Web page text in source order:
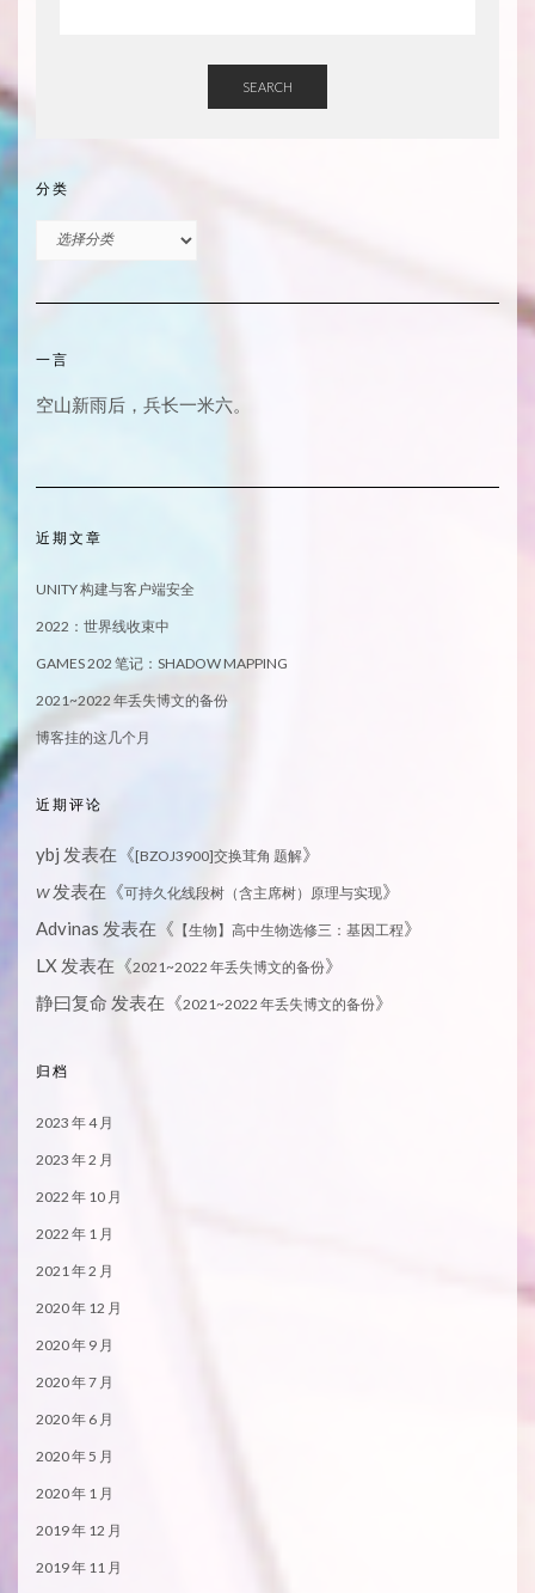
SEARCH
分类
一言
空山新雨后，兵长一米六。
近期文章
UNITY 构建与客户端安全
2022：世界线收束中
GAMES 202 笔记：SHADOW MAPPING
2021~2022 年丢失博文的备份
博客挂的这几个月
近期评论
ybj 发表在《[BZOJ3900]交换茸角 题解》
W发表在《可持久化线段树（含主席树）原理与实现》
Advinas 发表在《 【生物】高中生物选修三：基因工程》
LX 发表在《2021~2022 年丢失博文的备份》
静曰复命 发表在《2021~2022 年丢失博文的备份》
归档
2023 年 4 月
2023 年 2 月
2022 年 10 月
2022 年 1 月
2021 年 2 月
2020 年 12 月
2020 年 9 月
2020 年 7 月
2020 年 6 月
2020 年 5 月
2020 年 1 月
2019 年 12 月
2019 年 11 月